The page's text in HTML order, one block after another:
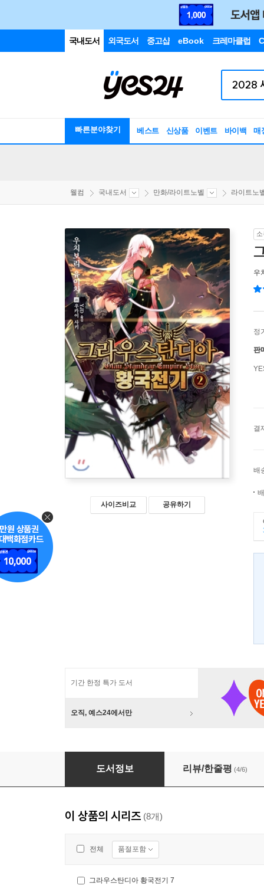
국내도서 외국도서 중고샵 eBook 크레마클럽
빠른분야찾기 베스트 신상품 이벤트 바이백 매
웰컴 국내도서 만화/라이트노벨 라이트노
사이즈비교 공유하기
우
정
판
결
배
기간 한정 특가 도서
오직, 예스24에서만
그라우스탄디아 황국전기 2
도서정보 리뷰/한줄평 (4/6)
이 상품의 시리즈 (8개)
전체 품절포함
그라우스탄디아 황국전기 7